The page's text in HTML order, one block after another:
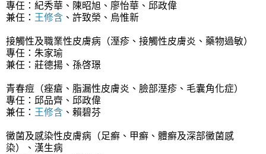
專任：紀秀華、陳昭旭、廖怡華、邱政偉
兼任： 王修含 、許致榮、烏惟新
接觸性及職業性皮膚病（溼疹、接觸性皮膚炎、藥物過敏）
專任：朱家瑜
兼任：莊德揚、孫啓璟
青春痘（痤瘡、脂漏性皮膚炎、臉部溼疹、毛囊角化症）
專任：邱品齊、邱政偉
兼任： 王修含 、賴碧芬
黴菌及感染性皮膚病（足癬、甲癬、體癬及深部黴菌感
染）、漢生病